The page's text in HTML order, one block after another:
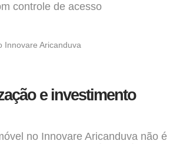
controle de acesso
e investimento
no Innovare Aricanduva não é